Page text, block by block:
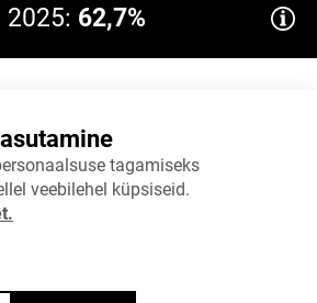
2025: 62,7%
tagamiseks
veebilehel küpsiseid.